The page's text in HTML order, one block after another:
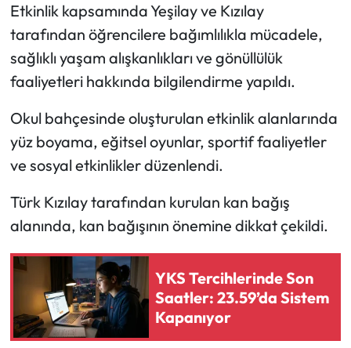
Etkinlik kapsamında Yeşilay ve Kızılay
tarafından öğrencilere bağımlılıkla mücadele,
sağlıklı yaşam alışkanlıkları ve gönüllülük
faaliyetleri hakkında bilgilendirme yapıldı.
Okul bahçesinde oluşturulan etkinlik alanlarında
yüz boyama, eğitsel oyunlar, sportif faaliyetler
ve sosyal etkinlikler düzenlendi.
Türk Kızılay tarafından kurulan kan bağış
alanında, kan bağışının önemine dikkat çekildi.
YKS Tercihlerinde Son
Saatler: 23.59’da Sistem
Kapanıyor
Ekonomi
Sağlık
Teknoloji